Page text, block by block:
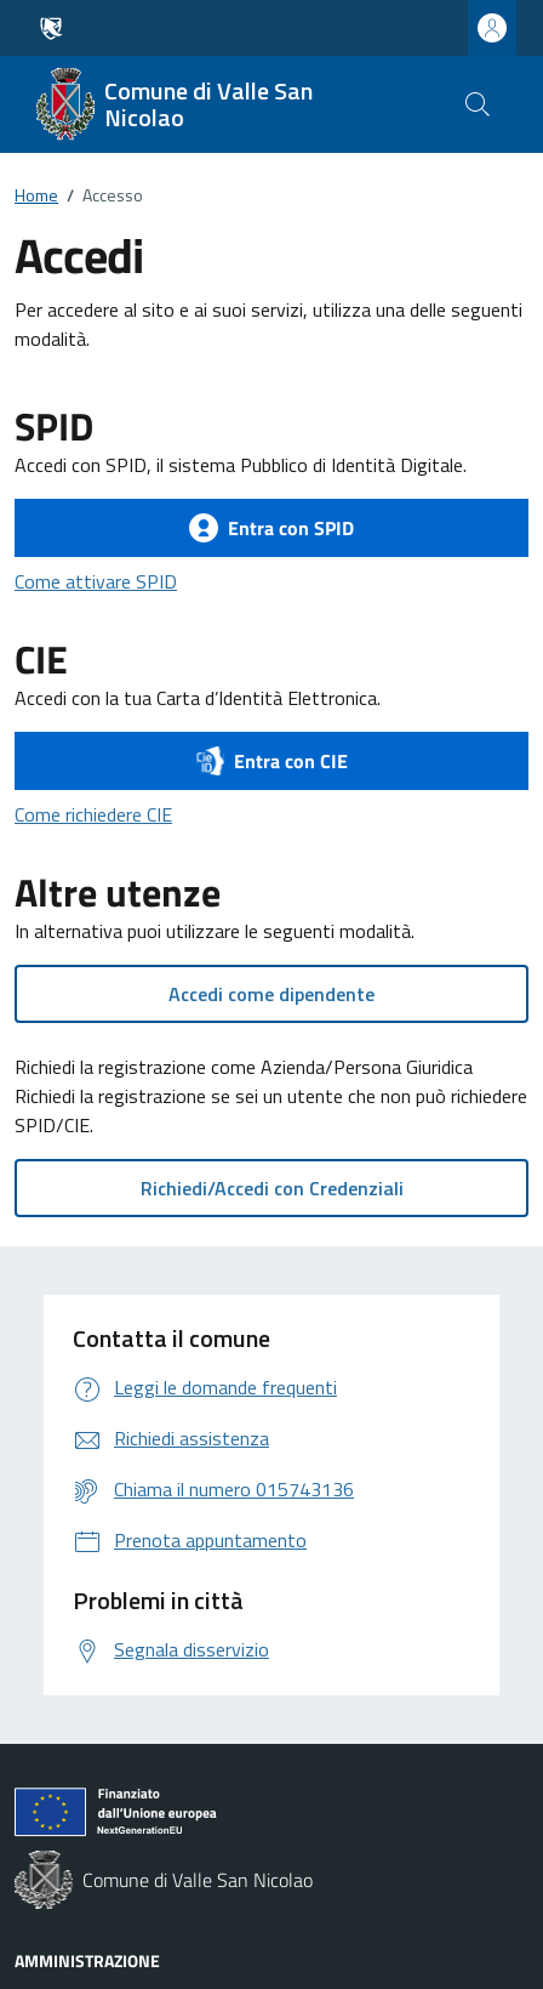
Comune di Valle San
Nicolao
Home / Accesso
Accedi
Per accedere al sito e ai suoi servizi, utilizza una delle seguenti
modalità.
SPID
Accedi con SPID, il sistema Pubblico di Identità Digitale.
Entra con SPID
Come attivare SPID
CIE
Accedi con la tua Carta d’Identità Elettronica.
Entra con CIE
Come richiedere CIECome richiedere CIE
Altre utenze
In alternativa puoi utilizzare le seguenti modalità.
Accedi come dipendente
Richiedi la registrazione come Azienda/Persona Giuridica
Richiedi la registrazione se sei un utente che non può richiedere
SPID/CIE.
Contatta il comune
Leggi le domande frequenti
Richiedi assistenza
Chiama il numero 015743136
Prenota appuntamento
Problemi in città
Segnala disservizio
Comune di Valle San Nicolao
AMMINISTRAZIONE